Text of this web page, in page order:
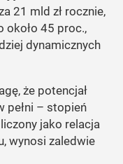
21 mld zł rocznie,
około 45 proc.,
dynamicznych
że potencjał
pełni – stopień
jako relacja
wynosi zaledwie